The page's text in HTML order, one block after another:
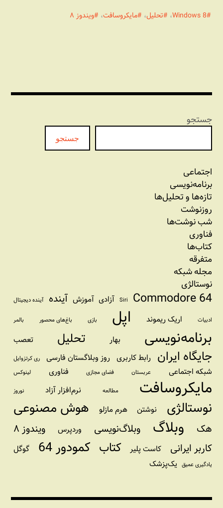
Windows 8، تحلیل، مایکروسافت، ویندوز ۸
جستجو
جستجو
اجتماعی
برنامه‏‌نویسی
تازه‌‌ها و تحلیل‌ها
روزنوشت
شب نوشت‌ها
فناوری
کتاب‌ها
متفرقه
مجله شبکه
نوستالژی
Commodore 64
Siri آزادی آموزش آینده آینده دیجیتال
ادبیات اریک ریموند اپل بازی باغ‌های محصور بالمر
برنامه‌نویسی بهار تحلیل تعصب
جایگاه ایران رابط کاربری روز وبلاگستان فارسی ری کرتزوایل
شبکه اجتماعی عربستان فضای مجازی فناوری لینوکس
مایکروسافت مطالعه نرم‌افزار آزاد نوروز
نوستالژی نوشتن هرم مازلو هوش مصنوعی
هک وبلاگ وبلاگ‌نویسی وردپرس
ویندوز ۸
کاربر ایرانی
کاست پلیر کتاب کمودور 64 گوگل
یادگیری عمیق یک‌پزشک